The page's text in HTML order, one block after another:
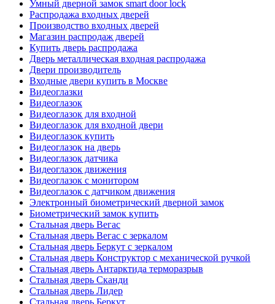
Умный дверной замок smart door lock
Распродажа входных дверей
Производство входных дверей
Магазин распродаж дверей
Купить дверь распродажа
Дверь металлическая входная распродажа
Двери производитель
Входные двери купить в Москве
Видеоглазки
Видеоглазок
Видеоглазок для входной
Видеоглазок для входной двери
Видеоглазок купить
Видеоглазок на дверь
Видеоглазок датчика
Видеоглазок движения
Видеоглазок с монитором
Видеоглазок с датчиком движения
Электронный биометрический дверной замок
Биометрический замок купить
Стальная дверь Вегас
Стальная дверь Вегас с зеркалом
Стальная дверь Беркут с зеркалом
Стальная дверь Конструктор с механической ручкой
Стальная дверь Антарктида терморазрыв
Стальная дверь Сканди
Стальная дверь Лидер
Стальная дверь Беркут